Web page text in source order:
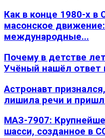
Как в конце 1980-х в
масонское
международные...
Почему в детстве
Учёный нашёл ответ
Астронавт
лишила речи и
МАЗ-7907:
шасси, созданное в